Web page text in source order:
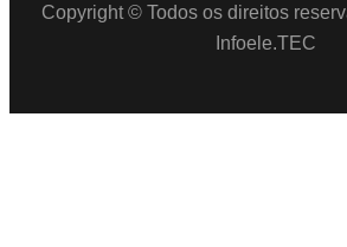
Copyright © Todos os direitos
Infoele.TEC